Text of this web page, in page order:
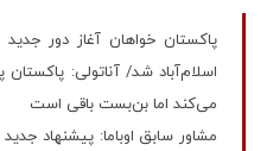
پاکستان خواهان آغاز دور
اسلام‌آباد شد/ آناتولی: پاکستان
می‌کند اما بن‌بست باقی است
مشاور سابق اوباما: پیشنهاد